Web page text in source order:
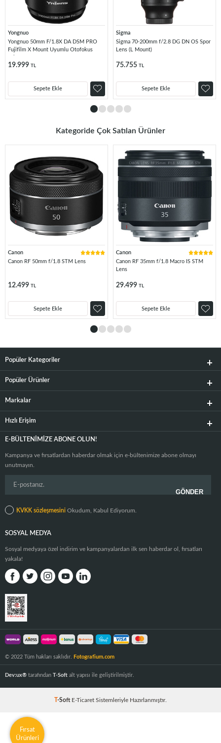
Yongnuo
Yongnuo 50mm F/1.8X DA DSM PRO
Fujifilm X Mount Uyumlu Otofokus
19.999 TL
Sepete Ekle
Sigma
Sigma 70-200mm f/2.8 DG DN OS Spor
Lens (L Mount)
75.755 TL
Sepete Ekle
Kategoride Çok Satılan Ürünler
Canon
Canon RF 50mm f/1.8 STM Lens
12.499 TL
Sepete Ekle
Canon
Canon RF 35mm f/1.8 Macro IS STM
Lens
29.499 TL
Sepete Ekle
Popüler Kategoriler
Popüler Ürünler
Markalar
Hızlı Erişim
E-BÜLTENIMIZE ABONE OLUN!
Kampanya ve fırsatlardan haberdar olmak için e-bültenimize abone olmayı
unutmayın.
KVKK sözleşmesini Okudum, Kabul Ediyorum.
SOSYAL MEDYA
Sosyal medyaya özel indirim ve kampanyalardan ilk sen haberdar ol, fırsatları
yakala!
© 2022 Tüm hakları saklıdır. Fotografium.com
Dev:ux® tarafından T-Soft alt yapısı ile geliştirilmiştir.
T-Soft E-Ticaret Sistemleriyle Hazırlanmıştır.
Fırsat
Ürünleri